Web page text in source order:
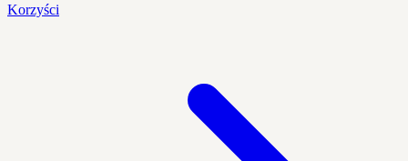
Korzyści